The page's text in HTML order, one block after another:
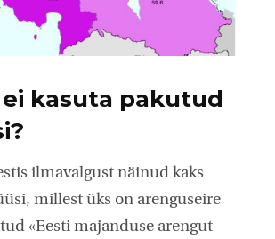
kasuta pakutud
ilmavalgust näinud kaks
millest üks on arenguseire
«Eesti majanduse arengut